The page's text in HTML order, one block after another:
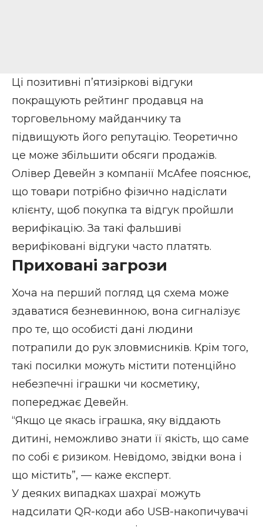
Ці позитивні п’ятизіркові відгуки
покращують рейтинг продавця на
торговельному майданчику та
підвищують його репутацію. Теоретично
це може збільшити обсяги продажів.
Олівер Девейн з компанії McAfee пояснює,
що товари потрібно фізично надіслати
клієнту, щоб покупка та відгук пройшли
верифікацію. За такі фальшиві
верифіковані відгуки часто платять.
Приховані загрози
Хоча на перший погляд ця схема може
здаватися безневинною, вона сигналізує
про те, що особисті дані людини
потрапили до рук зловмисників. Крім того,
такі посилки можуть містити потенційно
небезпечні іграшки чи косметику,
попереджає Девейн.
“Якщо це якась іграшка, яку віддають
дитині, неможливо знати її якість, що саме
по собі є ризиком. Невідомо, звідки вона і
що містить”, — каже експерт.
У деяких випадках шахраї можуть
надсилати QR-коди або USB-накопичувачі